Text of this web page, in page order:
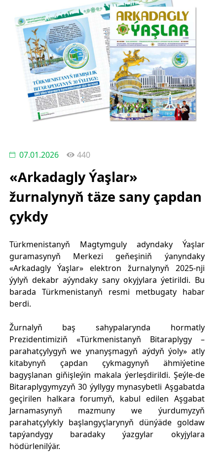
07.01.2026 440
«Arkadagly Ýaşlar»
žurnalynyň täze sany çapdan
çykdy
Türkmenistanyň Magtymguly adyndaky Ýaşlar
guramasynyň Merkezi geňeşiniň ýanyndaky
«Arkadagly Ýaşlar» elektron žurnalynyň 2025-nji
ýylyň dekabr aýyndaky sany okyjylara ýetirildi. Bu
barada Türkmenistanyň resmi metbugaty habar
berdi.
Žurnalyň baş sahypalarynda hormatly
Prezidentimiziň «Türkmenistanyň Bitaraplygy –
parahatçylygyň we ynanyşmagyň aýdyň ýoly» atly
kitabynyň çapdan çykmagynyň ähmiýetine
bagyşlanan giňişleýin makala ýerleşdirildi. Şeýle-de
Bitaraplygymyzyň 30 ýyllygy mynasybetli Aşgabatda
geçirilen halkara forumyň, kabul edilen Aşgabat
Jarnamasynyň mazmuny we ýurdumyzyň
parahatçylykly başlangyçlarynyň dünýäde goldaw
tapýandygy baradaky ýazgylar okyjylara
hödürlenilýär.